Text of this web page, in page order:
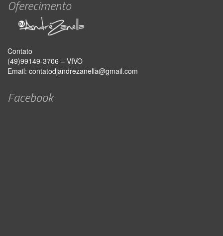
Oferecimento
Contato
(49)99149-3706 – VIVO
Email: contatodjandrezanella@gmail.com
Facebook